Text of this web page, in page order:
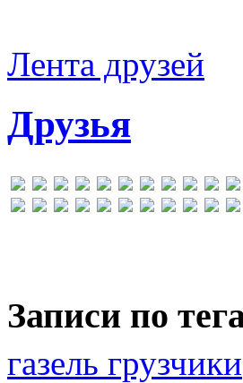
Лента друзей
Друзья
Записи по
газель грузчики